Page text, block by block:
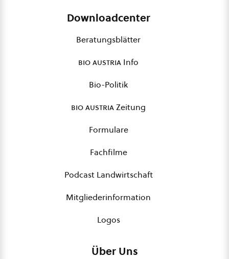
Downloadcenter
Beratungsblätter
bio austria Info
Bio-Politik
bio austriaZeitung
Formulare
Fachfilme
Podcast Landwirtschaft
Mitgliederinformation
Logos
Über Uns